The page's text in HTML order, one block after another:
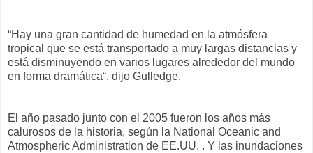
“Hay una gran cantidad de humedad en la atmósfera
tropical que se está transportado a muy largas distancias y
está disminuyendo en varios lugares alrededor del mundo
en forma dramática“, dijo Gulledge.
El año pasado junto con el 2005 fueron los años más
calurosos de la historia, según la National Oceanic and
Atmospheric Administration de EE.UU. . Y las inundaciones